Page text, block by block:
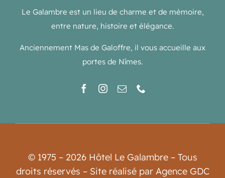
Le Galambre est un lieu de charme et de mémoire,
entre nature, histoire et élégance.
Anciennement Mas de Galoffre, il vous accueille aux
portes de Nîmes.
© 1975 – 2026 Hôtel Le Galambre – Tous
droits réservés – Site réalisé par Agence GDC